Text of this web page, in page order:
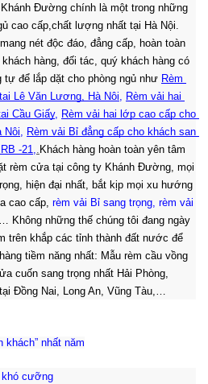
Đường chính là một trong những
cao cấp,chất lượng nhất tại Hà Nội.
nét độc đáo, đẳng cấp, hoàn toàn
hàng, đối tác, quý khách hàng có
để lắp dặt cho phòng ngủ như Rèm
Lê Văn Lương, Hà Nội
Rèm vải hai
Cầu Giấy, Rèm vải hai lớp cao cấp cho
Nội
Rèm vải Bỉ đẳng cấp cho khách sạn
-21
Khách hàng hoàn toàn yên tâm
rèm cửa tại công ty Khánh Đường, mọi
hiện đại nhất, bắt kịp mọi xu hướng
cao cấp, rèm vải Bỉ sang trọng rèm vải
Không những thế chúng tôi đang ngày
trên khắp các tỉnh thành đất nước để
tiềm năng nhất: Mẫu rèm cầu vồng
cuốn sang trọng nhất Hải Phòng,
Đồng Nai, Long An, Vũng Tàu,…
khách” nhất năm
khó cưỡng